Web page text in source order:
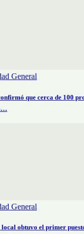
General
que cerca de 100
General
obtuvo el primer